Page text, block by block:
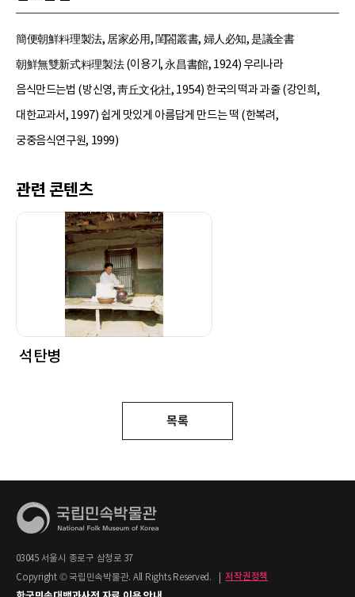
簡便朝鮮料理製法, 居家必用, 閨閤叢書, 婦人必知, 是議全書
朝鮮無雙新式料理製法 (이용기, 永昌書館, 1924) 우리나라
음식만드는법 (방신영, 靑丘文化社, 1954) 한국의 떡과 과줄 (강인희,
대한교과서, 1997) 쉽게 맛있게 아름답게 만드는 떡 (한복려,
궁중음식연구원, 1999)
관련 콘텐츠
석탄병
목록
03045 서울시 종로구 삼청로 37
Copyright © 국립민속박물관. All Rights Reserved.
저작권정책